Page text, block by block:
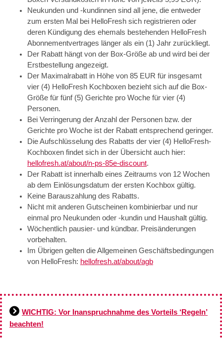
Neukunden und -kundinnen sind all jene, die entweder
zum ersten Mal bei HelloFresh sich registrieren oder
deren Kündigung des ehemals bestehenden HelloFresh
Abonnementvertrages länger als ein (1) Jahr zurückliegt.
Der Rabatt hängt von der Box-Größe ab und wird bei der
Erstbestellung angezeigt.
Der Maximalrabatt in Höhe von 85 EUR für insgesamt
vier (4) HelloFresh Kochboxen bezieht sich auf die Box-
Größe für fünf (5) Gerichte pro Woche für vier (4)
Personen.
Bei Verringerung der Anzahl der Personen bzw. der
Gerichte pro Woche ist der Rabatt entsprechend geringer.
Die Aufschlüsselung des Rabatts der vier (4) HelloFresh-
Kochboxen findet sich in der Übersicht auch hier:
hellofresh.at/about/n-ps-85e-discount.
Der Rabatt ist innerhalb eines Zeitraums von 12 Wochen
ab dem Einlösungsdatum der ersten Kochbox gültig.
Keine Barauszahlung des Rabatts.
Nicht mit anderen Gutscheinen kombinierbar und nur
einmal pro Neukunden oder -kundin und Haushalt gültig.
Wöchentlich pausier- und kündbar. Preisänderungen
vorbehalten.
Im Übrigen gelten die Allgemeinen Geschäftsbedingungen
von HelloFresh: hellofresh.at/about/agb
WICHTIG: Vor Inanspruchnahme des Vorteils ‘Regeln’
beachten!